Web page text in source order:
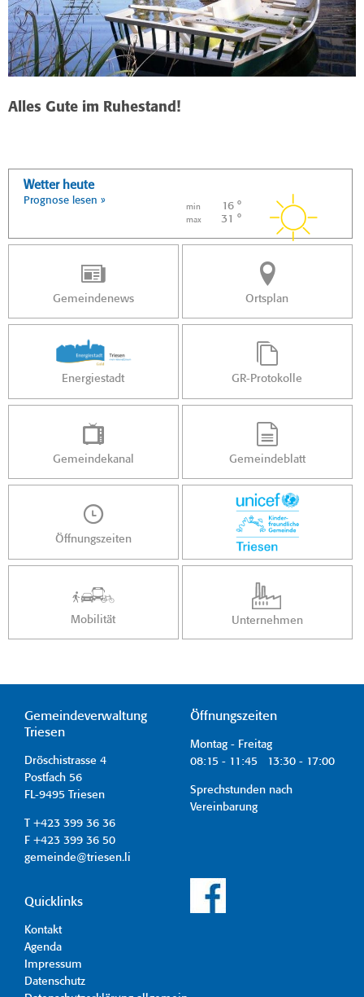
Alles Gute im Ruhestand!
Wetter heute
Prognose lesen »
min 16 °
max 31 °
Gemeindenews Ortsplan
Energiestadt GR-Protokolle
Gemeindekanal Gemeindeblatt
Öffnungszeiten
Mobilität Unternehmen
Gemeindeverwaltung
Triesen
Dröschistrasse 4
Postfach 56
FL-9495 Triesen
T +423 399 36 36
F +423 399 36 50
gemeinde@triesen.li
Öffnungszeiten
Montag - Freitag
08:15 - 11:45 13:30 - 17:00
Sprechstunden nach
Vereinbarung
Quicklinks
Kontakt
Agenda
Impressum
Datenschutz